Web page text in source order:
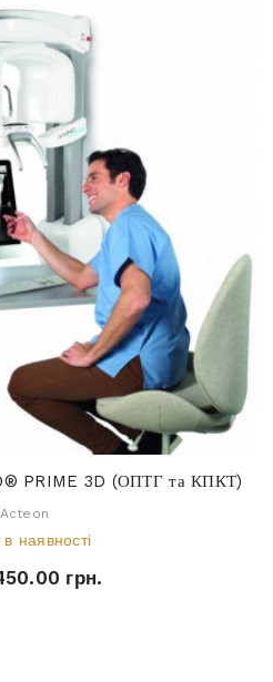
PRIME 3D (ОПТГ та КПКТ)
Acteon
наявності
грн.